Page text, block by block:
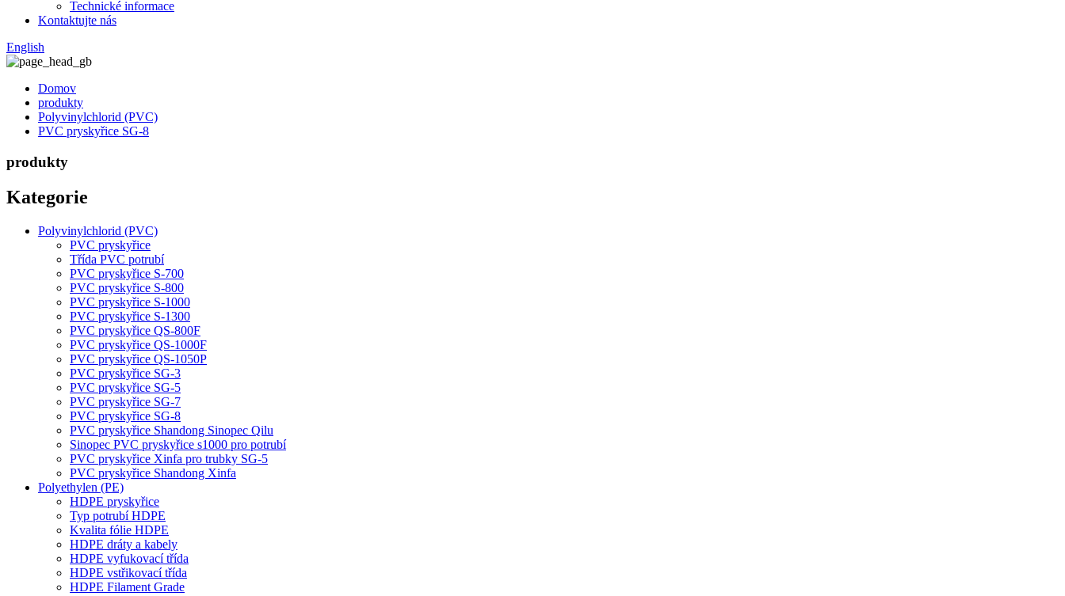
Technické informace
Kontaktujte nás
English
Domov
produkty
Polyvinylchlorid (PVC)
PVC pryskyřice SG-8
produkty
Kategorie
Polyvinylchlorid (PVC)
PVC pryskyřice
Třída PVC potrubí
PVC pryskyřice S-700
PVC pryskyřice S-800
PVC pryskyřice S-1000
PVC pryskyřice S-1300
PVC pryskyřice QS-800F
PVC pryskyřice QS-1000F
PVC pryskyřice QS-1050P
PVC pryskyřice SG-3
PVC pryskyřice SG-5
PVC pryskyřice SG-7
PVC pryskyřice SG-8
PVC pryskyřice Shandong Sinopec Qilu
Sinopec PVC pryskyřice s1000 pro potrubí
PVC pryskyřice Xinfa pro trubky SG-5
PVC pryskyřice Shandong Xinfa
Polyethylen (PE)
HDPE pryskyřice
Typ potrubí HDPE
Kvalita fólie HDPE
HDPE dráty a kabely
HDPE vyfukovací třída
HDPE vstřikovací třída
HDPE Filament Grade